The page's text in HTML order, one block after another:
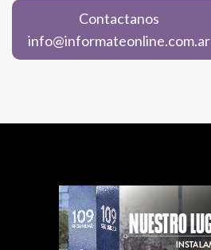
Contactanos
info@informateonline.com.ar